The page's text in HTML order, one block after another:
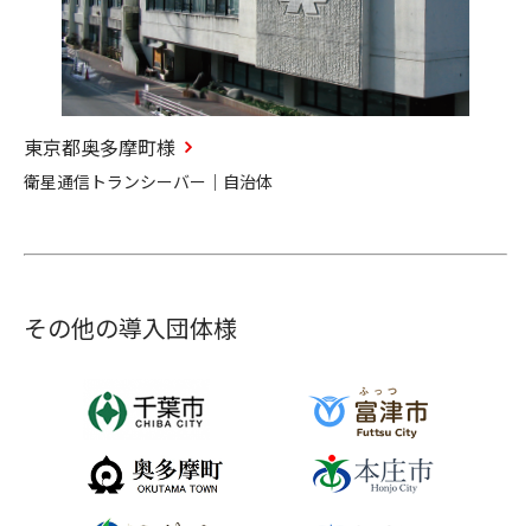
東京都奥多摩町様
衛星通信トランシーバー｜自治体
その他の導入団体様